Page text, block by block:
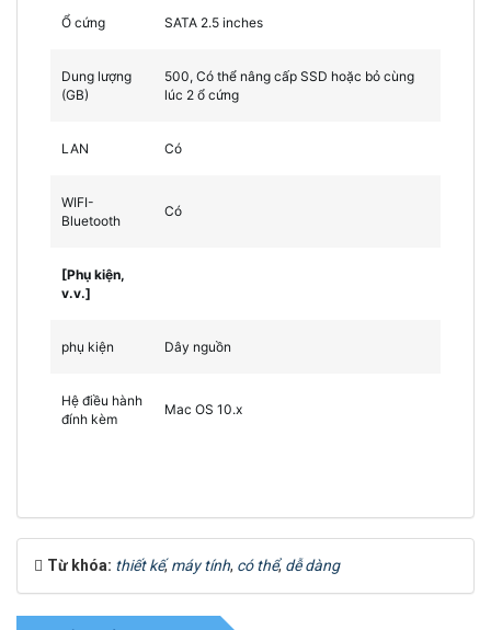
Ổ cứng SATA 2.5 inches
Dung lượng
(GB)
500, Có thể nâng cấp SSD hoặc bỏ cùng
lúc 2 ổ cứng
LAN Có
WIFI-
Bluetooth
Có
[Phụ kiện,
v.v.]
phụ kiện Dây nguồn
Hệ điều hành
đính kèm
Mac OS 10.x
Từ khóa: thiết kế,máy tính, có thể, dễ dàng